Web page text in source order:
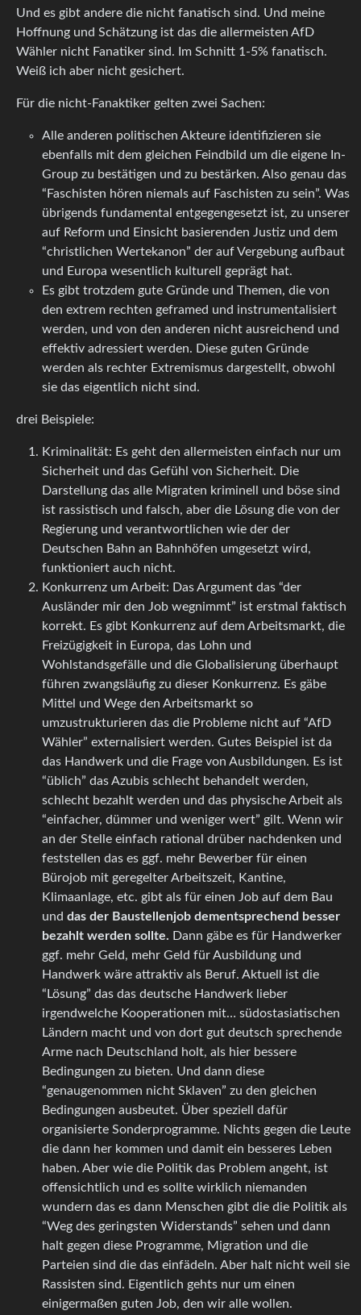
Und es gibt andere die nicht fanatisch sind. Und meine
Hoffnung und Schätzung ist das die allermeisten AfD
Wähler nicht Fanatiker sind. Im Schnitt 1-5% fanatisch.
Weiß ich aber nicht gesichert.
Für die nicht-Fanaktiker gelten zwei Sachen:
Alle anderen politischen Akteure identifizieren sie
ebenfalls mit dem gleichen Feindbild um die eigene In-
Group zu bestätigen und zu bestärken. Also genau das
“Faschisten hören niemals auf Faschisten zu sein”. Was
übrigends fundamental entgegengesetzt ist, zu unserer
auf Reform und Einsicht basierenden Justiz und dem
“christlichen Wertekanon” der auf Vergebung aufbaut
und Europa wesentlich kulturell geprägt hat.
Es gibt trotzdem gute Gründe und Themen, die von
den extrem rechten geframed und instrumentalisiert
werden, und von den anderen nicht ausreichend und
effektiv adressiert werden. Diese guten Gründe
werden als rechter Extremismus dargestellt, obwohl
sie das eigentlich nicht sind.
drei Beispiele:
Kriminalität: Es geht den allermeisten einfach nur um
Sicherheit und das Gefühl von Sicherheit. Die
Darstellung das alle Migraten kriminell und böse sind
ist rassistisch und falsch, aber die Lösung die von der
Regierung und verantwortlichen wie der der
Deutschen Bahn an Bahnhöfen umgesetzt wird,
funktioniert auch nicht.
Konkurrenz um Arbeit: Das Argument das “der
Ausländer mir den Job wegnimmt” ist erstmal faktisch
korrekt. Es gibt Konkurrenz auf dem Arbeitsmarkt, die
Freizügigkeit in Europa, das Lohn und
Wohlstandsgefälle und die Globalisierung überhaupt
führen zwangsläufig zu dieser Konkurrenz. Es gäbe
Mittel und Wege den Arbeitsmarkt so
umzustrukturieren das die Probleme nicht auf “AfD
Wähler” externalisiert werden. Gutes Beispiel ist da
das Handwerk und die Frage von Ausbildungen. Es ist
“üblich” das Azubis schlecht behandelt werden,
schlecht bezahlt werden und das physische Arbeit als
“einfacher, dümmer und weniger wert” gilt. Wenn wir
an der Stelle einfach rational drüber nachdenken und
feststellen das es ggf. mehr Bewerber für einen
Bürojob mit geregelter Arbeitszeit, Kantine,
Klimaanlage, etc. gibt als für einen Job auf dem Bau
und das der Baustellenjob dementsprechend besser
bezahlt werden sollte. Dann gäbe es für Handwerker
ggf. mehr Geld, mehr Geld für Ausbildung und
Handwerk wäre attraktiv als Beruf. Aktuell ist die
“Lösung” das das deutsche Handwerk lieber
irgendwelche Kooperationen mit… südostasiatischen
Ländern macht und von dort gut deutsch sprechende
Arme nach Deutschland holt, als hier bessere
Bedingungen zu bieten. Und dann diese
“genaugenommen nicht Sklaven” zu den gleichen
Bedingungen ausbeutet. Über speziell dafür
organisierte Sonderprogramme. Nichts gegen die Leute
die dann her kommen und damit ein besseres Leben
haben. Aber wie die Politik das Problem angeht, ist
offensichtlich und es sollte wirklich niemanden
wundern das es dann Menschen gibt die die Politik als
“Weg des geringsten Widerstands” sehen und dann
halt gegen diese Programme, Migration und die
Parteien sind die das einfädeln. Aber halt nicht weil sie
Rassisten sind. Eigentlich gehts nur um einen
einigermaßen guten Job, den wir alle wollen.